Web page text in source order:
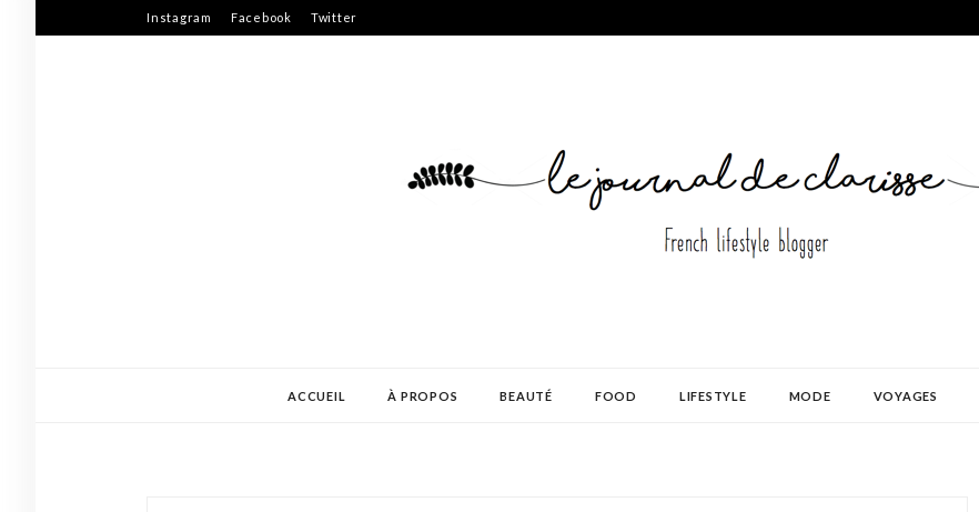
to
Instagram Facebook Twitter
ACCUEIL À PROPOS BEAUTÉ FOOD LIFESTYLE MODE VOYAGES